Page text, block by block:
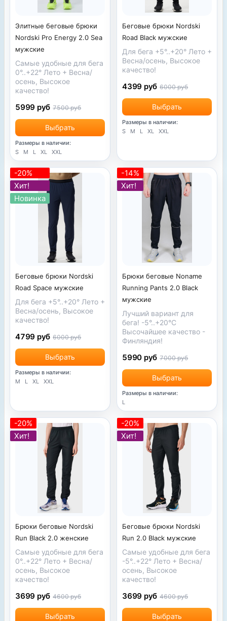
Элитные беговые брюки
Nordski Pro Energy 2.0 Sea
мужские
Самые удобные для бега
0°..+22° Лето + Весна/
осень, Высокое
качество!
Выбрать
5999 руб 7500 руб
Размеры в наличии:
S
M L XL XXL
Беговые брюки Nordski
Road Black мужские
Для бега +5°..+20° Лето +
Весна/осень, Высокое
качество!
Выбрать
4399 руб 6000 руб
Размеры в наличии:
S
M L XL XXL
-20%
Хит!
Новинка
Беговые брюки Nordski
Road Space мужские
Для бега +5°..+20° Лето +
Весна/осень, Высокое
качество!
Выбрать
4799 руб 6000 руб
Размеры в наличии:
M
L XL XXL
-14%
Хит!
Брюки беговые Noname
Running Pants 2.0 Black
мужские
Лучший вариант для
бега! -5°..+20°C
Высочайшее качество -
Финляндия!
Выбрать
5990 руб 7000 руб
Размеры в наличии:
L
-20%
Хит!
Брюки беговые Nordski
Run Black 2.0 женские
Самые удобные для бега
0°..+22° Лето + Весна/
осень, Высокое
качество!
Выбрать
3699 руб 4600 руб
-20%
Хит!
Беговые брюки Nordski
Run 2.0 Black мужские
Самые удобные для бега
-5°..+22° Лето + Весна/
осень, Высокое
качество!
Выбрать
3699 руб 4600 руб